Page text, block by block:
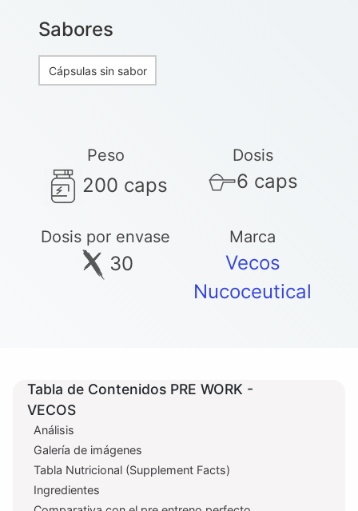
Sabores
Cápsulas sin sabor
Peso
200 caps
Dosis
6 caps
Dosis por envase
30
Marca
Vecos
Nucoceutical
Tabla de Contenidos PRE WORK -
VECOS
Análisis
Galería de imágenes
Tabla Nutricional (Supplement Facts)
Ingredientes